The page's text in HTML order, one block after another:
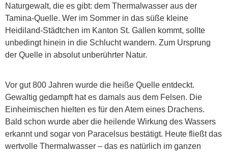
Naturgewalt, die es gibt: dem Thermalwasser aus der
Tamina-Quelle. Wer im Sommer in das süße kleine
Heidiland-Städtchen im Kanton St. Gallen kommt, sollte
unbedingt hinein in die Schlucht wandern. Zum Ursprung
der Quelle in absolut unberührter Natur.
Vor gut 800 Jahren wurde die heiße Quelle entdeckt.
Gewaltig gedampft hat es damals aus dem Felsen. Die
Einheimischen hielten es für den Atem eines Drachens.
Bald schon wurde aber die heilende Wirkung des Wassers
erkannt und sogar von Paracelsus bestätigt. Heute fließt das
wertvolle Thermalwasser – das es natürlich im ganzen